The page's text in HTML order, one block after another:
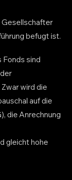
befugt ist.
Fonds sind
wird die
auf die
die Anrechnung
gleicht hohe